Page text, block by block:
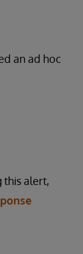
an ad hoc
this alert,